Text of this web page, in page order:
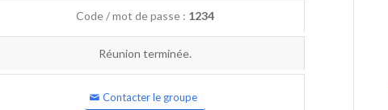
Code / mot de passe : 1234
Réunion terminée.
Contacter le groupe